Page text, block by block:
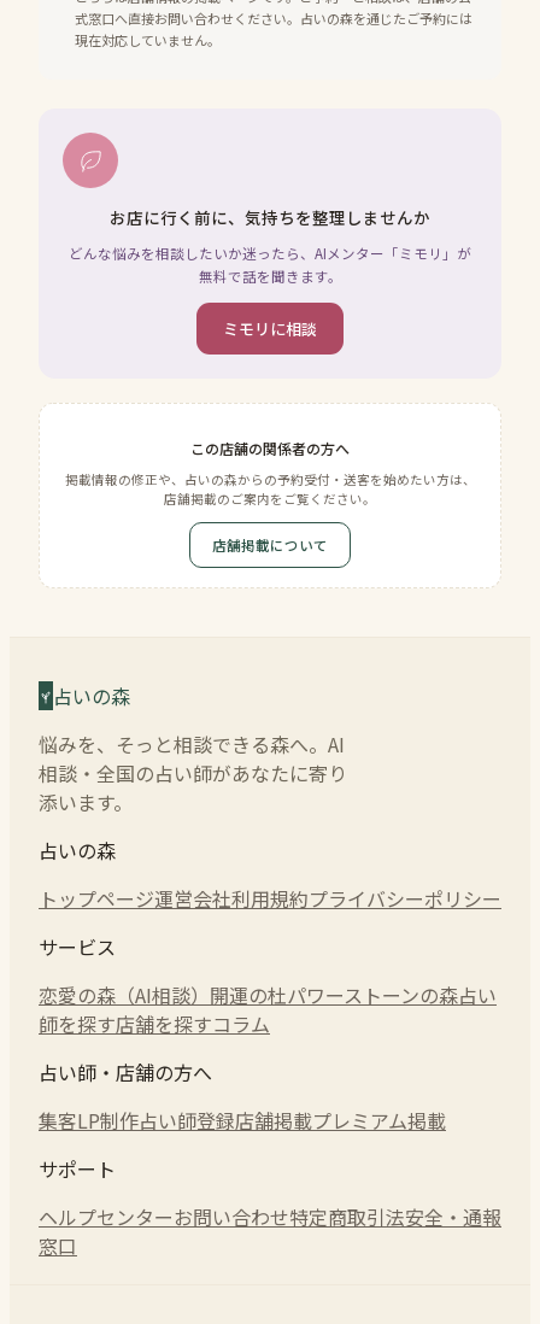
式窓口へ直接お問い合わせください。占いの森を通じたご予約には
現在対応していません。
お店に行く前に、気持ちを整理しませんか
どんな悩みを相談したいか迷ったら、AIメンター「ミモリ」が
無料で話を聞きます。
ミモリに相談
この店舗の関係者の方へ
掲載情報の修正や、占いの森からの予約受付・送客を始めたい方は、
店舗掲載のご案内をご覧ください。
店舗掲載について
占いの森
悩みを、そっと相談できる森へ。AI
相談・全国の占い師があなたに寄り
添います。
占いの森
トップページ運営会社利用規約プライバシーポリシー
サービス
恋愛の森（AI相談） 開運の杜パワーストーンの森占い
師を探す店舗を探すコラム
占い師・店舗の方へ
集客LP制作占い師登録店舗掲載プレミアム掲載
サポート
ヘルプセンターお問い合わせ特定商取引法安全・通報
窓口